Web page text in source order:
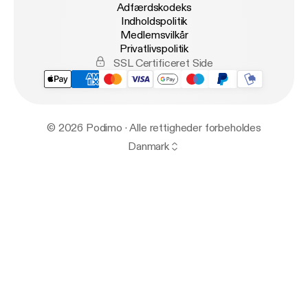
Adfærdskodeks
Indholdspolitik
Medlemsvilkår
Privatlivspolitik
SSL Certificeret Side
© 2026 Podimo · Alle rettigheder forbeholdes
Danmark